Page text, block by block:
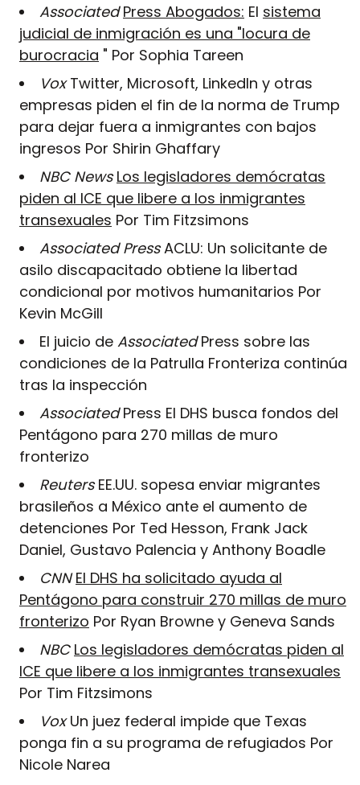
Associated Press Abogados: El sistema
judicial de inmigración es una "locura de
burocracia " Por Sophia Tareen
VoxTwitter, Microsoft, LinkedIn y otras
empresas piden el fin de la norma de Trump
para dejar fuera a inmigrantes con bajos
ingresos Por Shirin Ghaffary
NBC NewsLos legisladores demócratas
piden al ICE que libere a los inmigrantes
transexuales Por Tim Fitzsimons
Associated PressACLU: Un solicitante de
asilo discapacitado obtiene la libertad
condicional por motivos humanitarios Por
Kevin McGill
El juicio de AssociatedPress sobre las
condiciones de la Patrulla Fronteriza continúa
tras la inspección
AssociatedPress El DHS busca fondos del
Pentágono para 270 millas de muro
fronterizo
ReutersEE.UU. sopesa enviar migrantes
brasileños a México ante el aumento de
detenciones Por Ted Hesson, Frank Jack
Daniel, Gustavo Palencia y Anthony Boadle
CNN El DHS ha solicitado ayuda al
Pentágono para construir 270 millas de muro
fronterizo Por Ryan Browne y Geneva Sands
NBC Los legisladores demócratas piden al
ICE que libere a los inmigrantes transexuales
Por Tim Fitzsimons
VoxUn juez federal impide que Texas
ponga fin a su programa de refugiados Por
Nicole Narea